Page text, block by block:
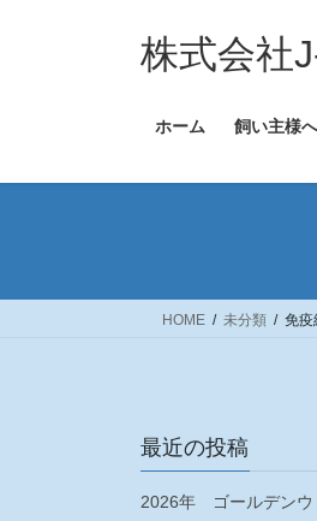
ス
ン
株式会社
ホーム 飼い主様へ
HOME 未分類 免疫
最近の投稿
2026年 ゴールデン